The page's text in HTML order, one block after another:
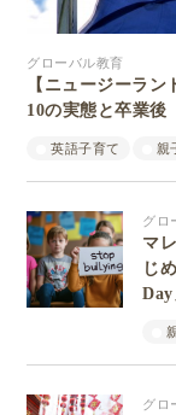
グローバル教育
【ニュージーラ
10の実態と卒業後
英語子育て 親
グロ
マ
じ
グロ